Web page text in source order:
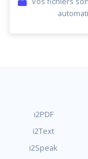
i2PDF
i2Text
i2Speak